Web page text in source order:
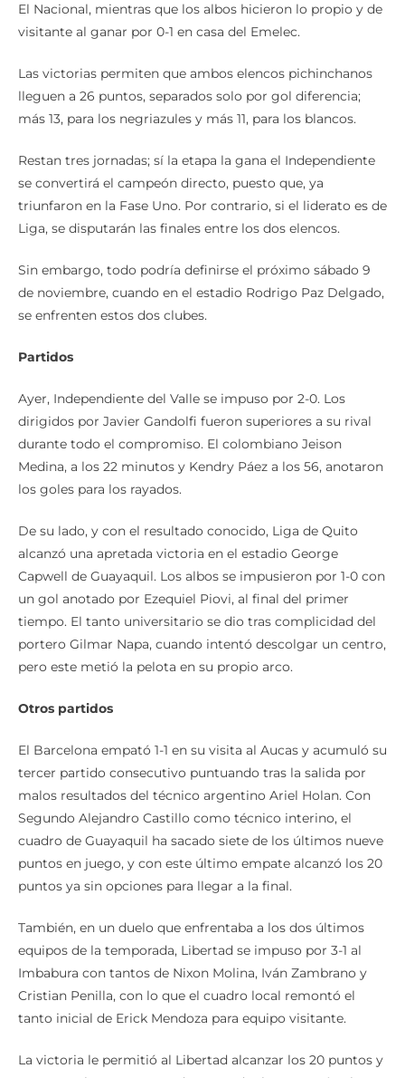
El Nacional, mientras que los albos hicieron lo propio y de
visitante al ganar por 0-1 en casa del Emelec.
Las victorias permiten que ambos elencos pichinchanos
lleguen a 26 puntos, separados solo por gol diferencia;
más 13, para los negriazules y más 11, para los blancos.
Restan tres jornadas; sí la etapa la gana el Independiente
se convertirá el campeón directo, puesto que, ya
triunfaron en la Fase Uno. Por contrario, si el liderato es de
Liga, se disputarán las finales entre los dos elencos.
Sin embargo, todo podría definirse el próximo sábado 9
de noviembre, cuando en el estadio Rodrigo Paz Delgado,
se enfrenten estos dos clubes.
Partidos
Ayer, Independiente del Valle se impuso por 2-0. Los
dirigidos por Javier Gandolfi fueron superiores a su rival
durante todo el compromiso. El colombiano Jeison
Medina, a los 22 minutos y Kendry Páez a los 56, anotaron
los goles para los rayados.
De su lado, y con el resultado conocido, Liga de Quito
alcanzó una apretada victoria en el estadio George
Capwell de Guayaquil. Los albos se impusieron por 1-0 con
un gol anotado por Ezequiel Piovi, al final del primer
tiempo. El tanto universitario se dio tras complicidad del
portero Gilmar Napa, cuando intentó descolgar un centro,
pero este metió la pelota en su propio arco.
Otros partidos
El Barcelona empató 1-1 en su visita al Aucas y acumuló su
tercer partido consecutivo puntuando tras la salida por
malos resultados del técnico argentino Ariel Holan. Con
Segundo Alejandro Castillo como técnico interino, el
cuadro de Guayaquil ha sacado siete de los últimos nueve
puntos en juego, y con este último empate alcanzó los 20
puntos ya sin opciones para llegar a la final.
También, en un duelo que enfrentaba a los dos últimos
equipos de la temporada, Libertad se impuso por 3-1 al
Imbabura con tantos de Nixon Molina, Iván Zambrano y
Cristian Penilla, con lo que el cuadro local remontó el
tanto inicial de Erick Mendoza para equipo visitante.
La victoria le permitió al Libertad alcanzar los 20 puntos y